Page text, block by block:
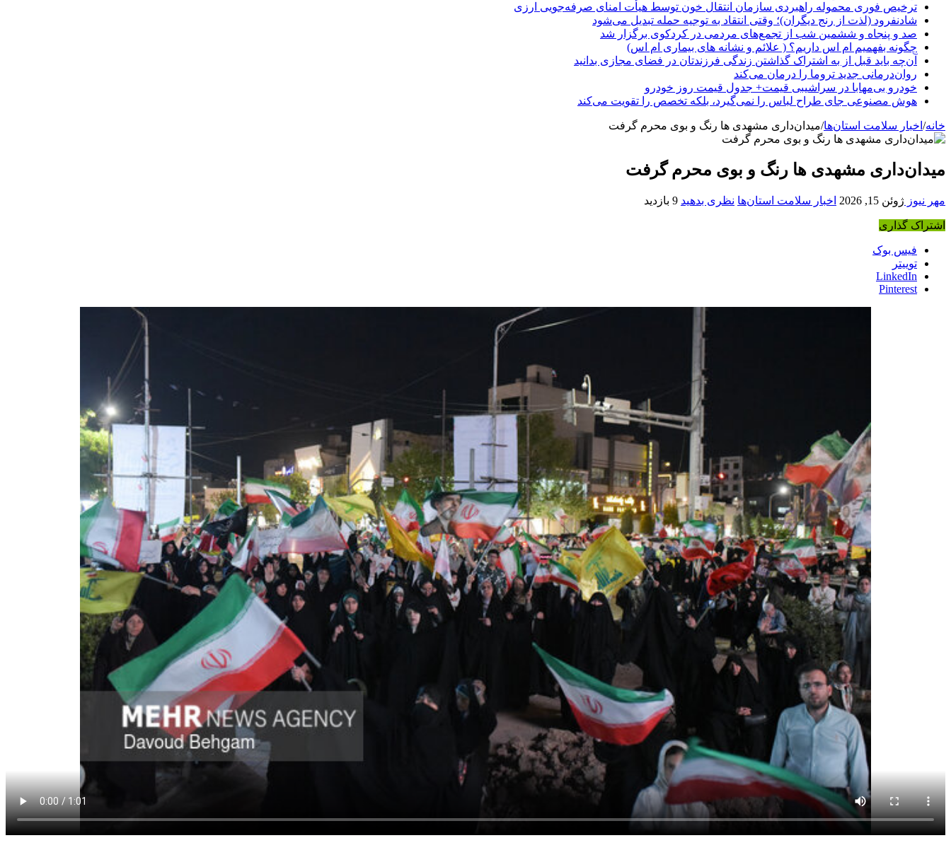
ترخیص فوری محموله راهبردی سازمان انتقال خون توسط هیأت امنای صرفه‌جویی ارزی
شادنفرود (لذت از رنج دیگران)؛ وقتی انتقاد به توجیه حمله تبدیل می‌شود
صد و پنجاه‌ و ششمین شب از تجمع‌های مردمی در کردکوی برگزار شد
چگونه بفهمیم ام اس داریم؟ ( علائم و نشانه های بیماری ام اس)
آن‌چه باید قبل از به اشتراک گذاشتن زندگی فرزندتان در فضای مجازی بدانید
روان‌درمانی جدید تروما را درمان می‌کند
خودرو بی‌مهابا در سراشیبی قیمت+ جدول قیمت روز خودرو
هوش مصنوعی جای طراح لباس را نمی‌گیرد، بلکه تخصص را تقویت می‌کند
خانه/ اخبار سلامت استان‌ها/میدان‌داری مشهدی ها رنگ و بوی محرم گرفت
میدان‌داری مشهدی ها رنگ و بوی محرم گرفت
مهر نیوز ژوئن 15, 2026 اخبار سلامت استان‌ها نظری بدهید 9 بازدید
اشتراک گذاری
فیس بوک
توییتر
LinkedIn
Pinterest